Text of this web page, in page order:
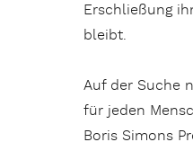
Erschließung
bleibt.
Auf der Suche
für jeden
Boris Simons